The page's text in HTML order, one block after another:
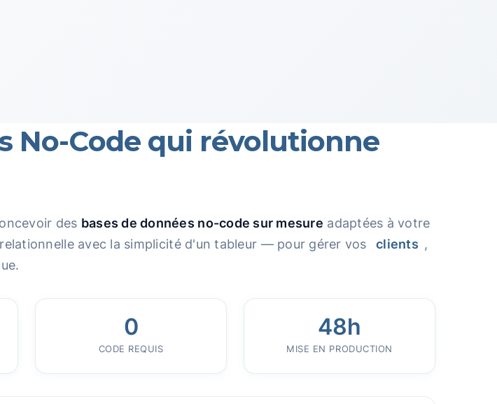
No-Code qui révolutionne
des bases de données no-code sur mesure adaptées à votre
avec la simplicité d'un tableur — pour gérer vos
clients ,
0
CODE REQUIS
48h
MISE EN PRODUCTION